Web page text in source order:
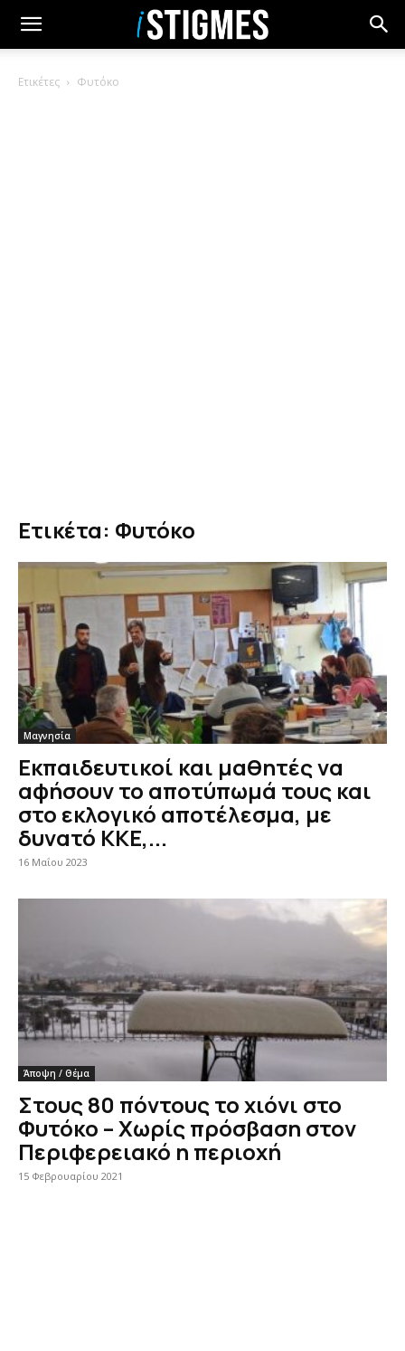
Ετικέτες Φυτόκο
Ετικέτα: Φυτόκο
Μαγνησία
Εκπαιδευτικοί και μαθητές να
αφήσουν το αποτύπωμά τους και
στο εκλογικό αποτέλεσμα, με
δυνατό ΚΚΕ,...
16 Μαΐου 2023
Άποψη / Θέμα
Στους 80 πόντους το χιόνι στο
Φυτόκο – Χωρίς πρόσβαση στον
Περιφερειακό η περιοχή
15 Φεβρουαρίου 2021